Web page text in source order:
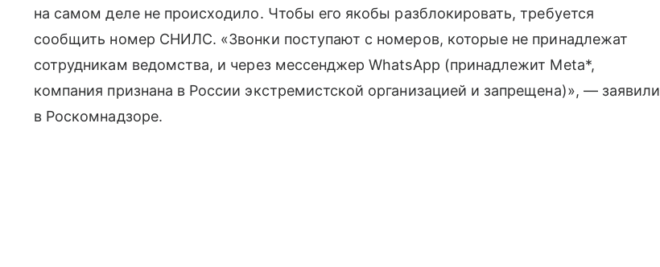
на самом деле не происходило. Чтобы его якобы разблокировать, требуется
сообщить номер СНИЛС. «Звонки поступают с номеров, которые не принадлежат
сотрудникам ведомства, и через мессенджер WhatsApp (принадлежит Meta*,
компания признана в России экстремистской организацией и запрещена)», — заявили
в Роскомнадзоре.